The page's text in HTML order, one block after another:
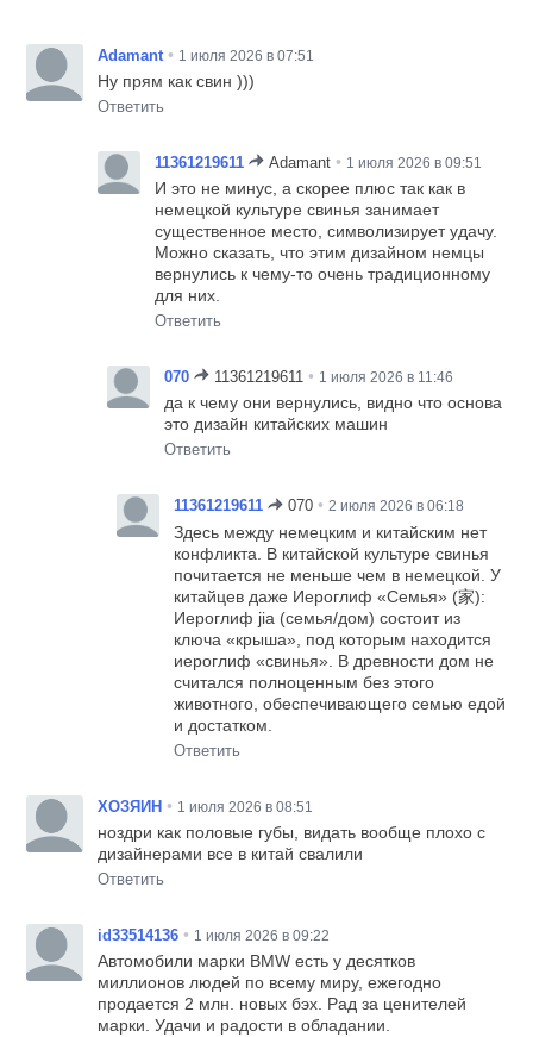
Adamant • 1 июля 2026 в 07:51
Ну прям как свин )))
Ответить
11361219611 Adamant • 1 июля 2026 в 09:51
И это не минус, а скорее плюс так как в
немецкой культуре свинья занимает
существенное место, символизирует удачу.
Можно сказать, что этим дизайном немцы
вернулись к чему-то очень традиционному
для них.
Ответить
070 11361219611 • 1 июля 2026 в 11:46
да к чему они вернулись, видно что основа
это дизайн китайских машин
Ответить
11361219611 070 • 2 июля 2026 в 06:18
Здесь между немецким и китайским нет
конфликта. В китайской культуре свинья
почитается не меньше чем в немецкой. У
китайцев даже Иероглиф «Семья» (家):
Иероглиф jia (семья/дом) состоит из
ключа «крыша», под которым находится
иероглиф «свинья». В древности дом не
считался полноценным без этого
животного, обеспечивающего семью едой
и достатком.
Ответить
ХОЗЯИН • 1 июля 2026 в 08:51
ноздри как половые губы, видать вообще плохо с
дизайнерами все в китай свалили
Ответить
id33514136 • 1 июля 2026 в 09:22
Автомобили марки BMW есть у десятков
миллионов людей по всему миру, ежегодно
продается 2 млн. новых бэх. Рад за ценителей
марки. Удачи и радости в обладании.